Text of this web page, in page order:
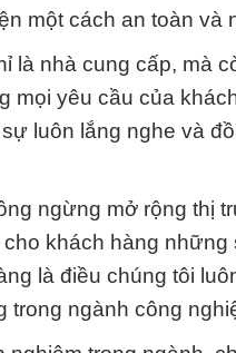
một cách an toàn và
là nhà cung cấp, mà
mọi yêu cầu của
luôn lắng nghe và
ngừng mở rộng thị
khách hàng
là điều chúng tôi
trong ngành công